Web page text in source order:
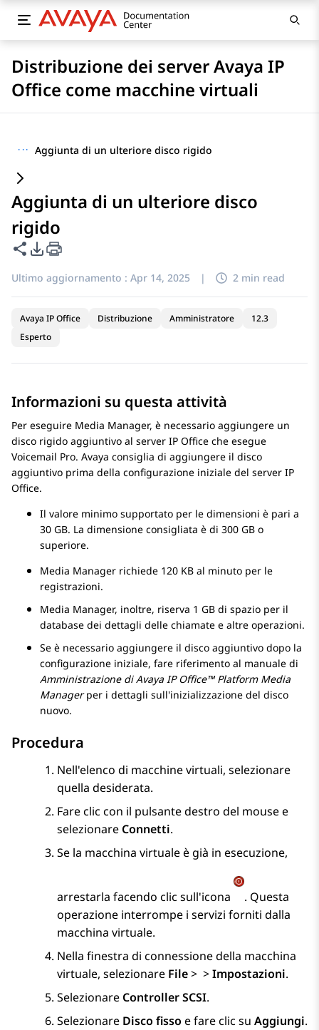
Distribuzione dei server Avaya IP
Office come macchine virtuali
··· Aggiunta di un ulteriore disco rigido
Aggiunta di un ulteriore disco
rigido
Condividi questa pagina
Opzioni di esportazione PDF
Ultimo aggiornamento : Apr 14, 2025 | 2 min read
Avaya IP Office Distribuzione Amministratore
12.3
Esperto
Informazioni su questa attività
Per eseguire Media Manager, è necessario aggiungere un
disco rigido aggiuntivo al server IP Office che esegue
Voicemail Pro. Avaya consiglia di aggiungere il disco
aggiuntivo prima della configurazione iniziale del server IP
Office.
Il valore minimo supportato per le dimensioni è pari a
30 GB. La dimensione consigliata è di 300 GB o
superiore.
Media Manager richiede 120 KB al minuto per le
registrazioni.
Media Manager, inoltre, riserva 1 GB di spazio per il
database dei dettagli delle chiamate e altre operazioni.
Se è necessario aggiungere il disco aggiuntivo dopo la
configurazione iniziale, fare riferimento al manuale di
Amministrazione diAvaya IP Office™ Platform Media
Managerper i dettagli sull'inizializzazione del disco
nuovo.
Procedura
Nell'elenco di macchine virtuali, selezionare
quella desiderata.
Fare clic con il pulsante destro del mouse e
selezionare Connetti.
Se la macchina virtuale è già in esecuzione,
arrestarla facendo clic sull'icona
. Questa
operazione interrompe i servizi forniti dalla
macchina virtuale.
Nella finestra di connessione della macchina
virtuale, selezionare File> >Impostazioni.
Selezionare Controller SCSI.
Selezionare Disco fisso e fare clic su Aggiungi.